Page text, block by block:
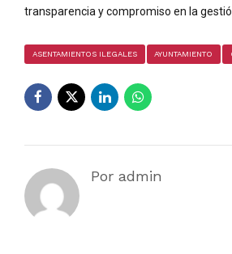
transparencia y compromiso en la
ASENTAMIENTOS ILEGALES AYUNTAMIENTO
Por admin